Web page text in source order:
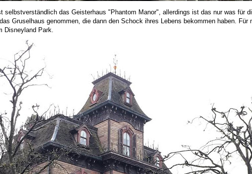
selbstverständlich das Geisterhaus "Phantom Manor", allerdings ist das nur was für
Gruselhaus genommen, die dann den Schock ihres Lebens bekommen haben.
Disneyland Park.